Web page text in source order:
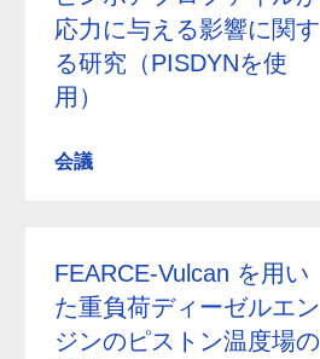
応力に与える影響に関す
る研究（PISDYNを使
用）
会議
FEARCE-Vulcan を用い
た重負荷ディーゼルエン
ジンのピストン温度場の